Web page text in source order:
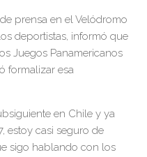
prensa en el Velódromo
deportistas, informó que
Juegos Panamericanos
formalizar esa
en Chile y ya
estoy casi seguro de
sigo hablando con los